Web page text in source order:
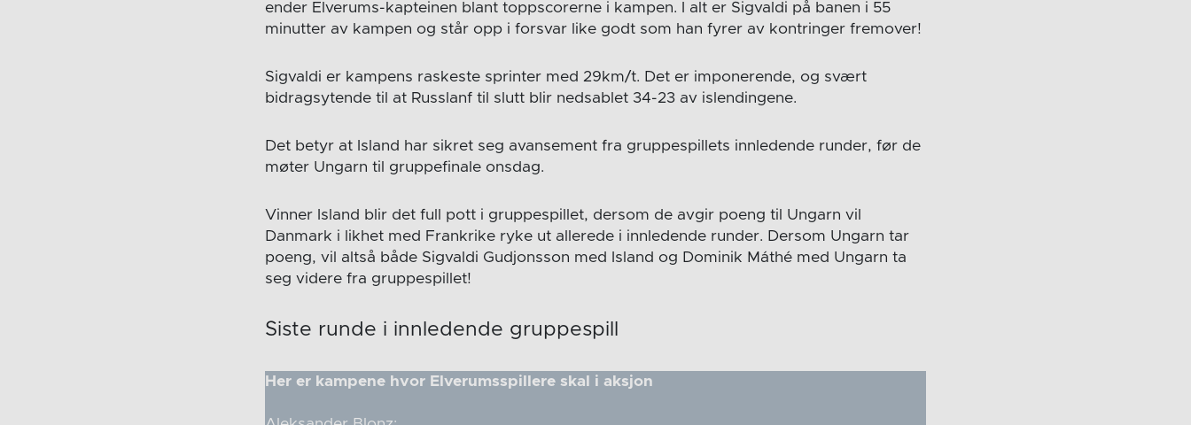
ender Elverums-kapteinen blant toppscorerne i kampen.
I alt er Sigvaldi på banen i 55
minutter av kampen og står opp i forsvar like godt som han fyrer av kontringer fremover!
Sigvaldi er kampens raskeste sprinter med 29km/t. Det er imponerende, og svært
bidragsytende til at Russlanf til slutt blir nedsablet 34-23 av islendingene.
Det betyr at Island har sikret seg avansement fra gruppespillets innledende runder, før de
møter Ungarn til gruppefinale onsdag.
Vinner Island blir det full pott i gruppespillet, dersom de avgir poeng til Ungarn vil
Danmark i likhet med Frankrike ryke ut allerede i innledende runder. Dersom Ungarn tar
poeng, vil altså både Sigvaldi Gudjonsson med Island og Dominik Máthé med Ungarn ta
seg videre fra gruppespillet!
Siste runde i innledende gruppespill
Her er kampene hvor Elverumsspillere skal i aksjon